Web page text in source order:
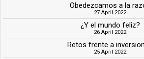
Obedezcamos a la
27 April 2022
¿Y el mundo feliz?
26 April 2022
Retos frente a
25 April 2022